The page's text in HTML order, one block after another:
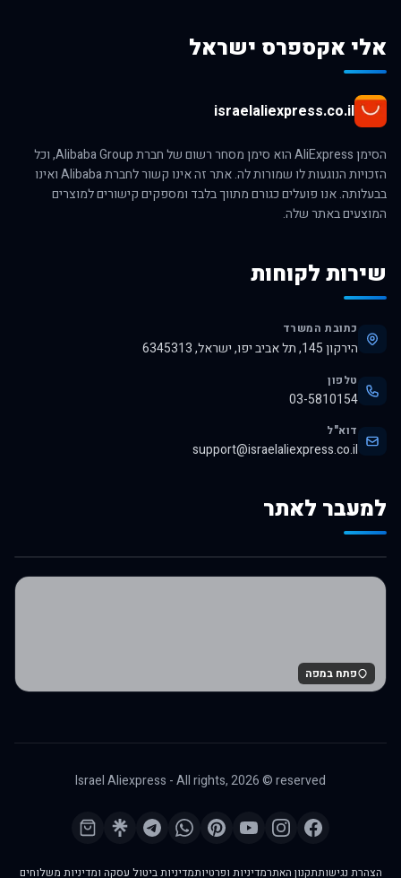
אלי אקספרס ישראל
israelaliexpress.co.il
הסימן AliExpress הוא סימן מסחר רשום של חברת Alibaba Group, וכל
הזכויות הנוגעות לו שמורות לה. אתר זה אינו קשור לחברת Alibaba ואינו
בבעלותה. אנו פועלים כגורם מתווך בלבד ומספקים קישורים למוצרים
המוצעים באתר שלה.
שירות לקוחות
כתובת המשרד
הירקון 145, תל אביב יפו, ישראל, 6345313
טלפון
03-5810154
דוא"ל
support@israelaliexpress.co.il
למעבר לאתר
לרכישה באלי אקספרס
פתח במפה
Israel Aliexpress - All rights,2026© reserved
הצהרת נגישותתקנון האתרמדיניות ופרטיותמדיניות ביטול עסקה ומדיניות משלוחים